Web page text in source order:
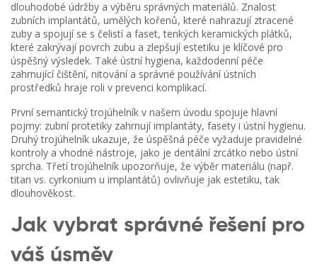
dlouhodobé údržby a výběru správných materiálů. Znalost
zubních implantátů, umělých kořenů, které nahrazují ztracené
zuby a spojují se s čelistía faset,tenkých keramických plátků,
které zakrývají povrch zubu a zlepšují estetiku je klíčové pro
úspěšný výsledek. Také ústní hygiena, každodenní péče
zahrnující čištění, nitování a správné používání ústních
prostředků hraje roli v prevenci komplikací.
První semantický trojúhelník v našem úvodu spojuje hlavní
pojmy: zubní protetiky zahrnují implantáty, fasety i ústní hygienu.
Druhý trojúhelník ukazuje, že úspěšná péče vyžaduje pravidelné
kontroly a vhodné nástroje, jako je dentální zrcátko nebo ústní
sprcha. Třetí trojúhelník upozorňuje, že výběr materiálu (např.
titan vs. cyrkonium u implantátů) ovlivňuje jak estetiku, tak
dlouhověkost.
Jak vybrat správné řešení pro
váš úsměv